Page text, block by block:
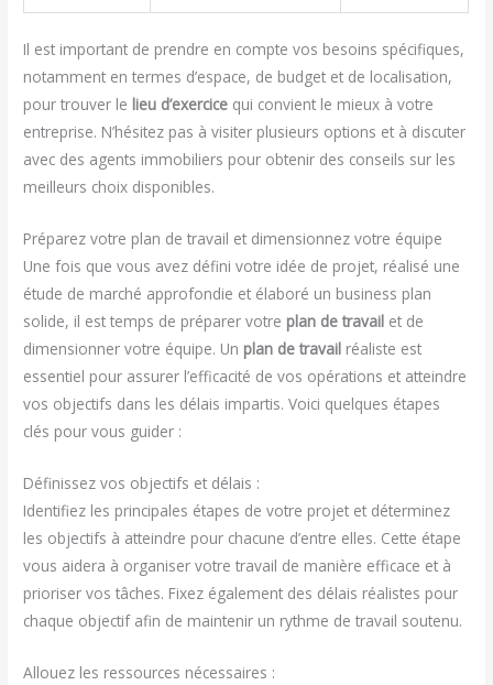
Il est important de prendre en compte vos besoins spécifiques,
notamment en termes d’espace, de budget et de localisation,
pour trouver le lieu d’exercice qui convient le mieux à votre
entreprise. N’hésitez pas à visiter plusieurs options et à discuter
avec des agents immobiliers pour obtenir des conseils sur les
meilleurs choix disponibles.
Préparez votre plan de travail et dimensionnez votre équipe
Une fois que vous avez défini votre idée de projet, réalisé une
étude de marché approfondie et élaboré un business plan
solide, il est temps de préparer votre plan de travail et de
dimensionner votre équipe. Un plan de travail réaliste est
essentiel pour assurer l’efficacité de vos opérations et atteindre
vos objectifs dans les délais impartis. Voici quelques étapes
clés pour vous guider :
Définissez vos objectifs et délais :
Identifiez les principales étapes de votre projet et déterminez
les objectifs à atteindre pour chacune d’entre elles. Cette étape
vous aidera à organiser votre travail de manière efficace et à
prioriser vos tâches. Fixez également des délais réalistes pour
chaque objectif afin de maintenir un rythme de travail soutenu.
Allouez les ressources nécessaires :